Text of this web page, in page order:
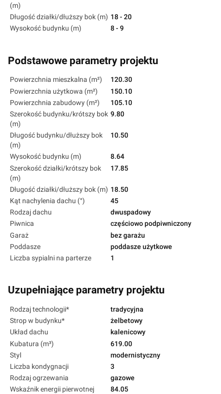
(m)
Długość działki/dłuższy bok (m) 18 - 20
Wysokość budynku (m)
8 - 9
Podstawowe parametry projektu
Powierzchnia mieszkalna (m²)
120.30
Powierzchnia użytkowa (m²)
150.10
Powierzchnia zabudowy (m²)
105.10
Szerokość budynku/krótszy bok
(m)
9.80
Długość budynku/dłuższy bok
(m)
10.50
Wysokość budynku (m)
8.64
Szerokość działki/krótszy bok
(m)
17.85
Długość działki/dłuższy bok (m) 18.50
Kąt nachylenia dachu (°)
45
Rodzaj dachu
dwuspadowy
Piwnica
częściowo podpiwniczony
Garaż
bez garażu
Poddasze
poddasze użytkowe
Liczba sypialni na parterze
1
Uzupełniające parametry projektu
Rodzaj technologii*
tradycyjna
Strop w budynku*
żelbetowy
Układ dachu
kalenicowy
Kubatura (m³)
619.00
Styl
modernistyczny
Liczba kondygnacji
3
Rodzaj ogrzewania
gazowe
Wskaźnik energii pierwotnej
84.05